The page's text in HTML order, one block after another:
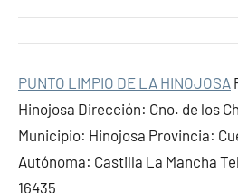
PUNTO LIMPIO DE LA HINOJOSA
Hinojosa Dirección: Cno. de los
Municipio: Hinojosa Provincia:
Autónoma: Castilla La Mancha
16435